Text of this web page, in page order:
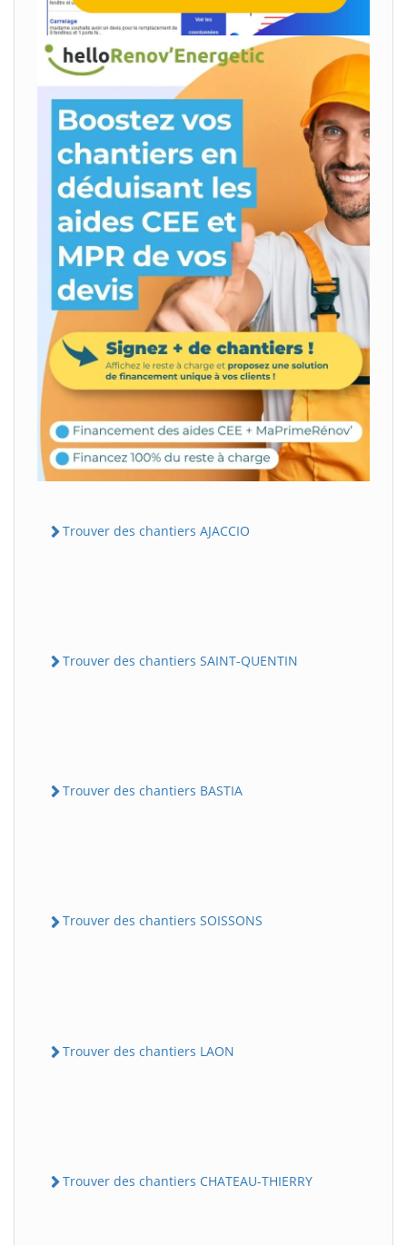
Trouver des chantiers AJACCIO
Trouver des chantiers SAINT-QUENTIN
Trouver des chantiers BASTIA
Trouver des chantiers SOISSONS
Trouver des chantiers LAON
Trouver des chantiers CHATEAU-THIERRY